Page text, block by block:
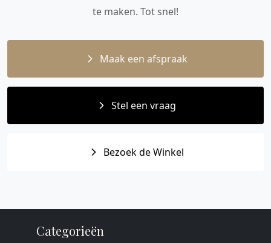
te maken. Tot snel!
Maak een afspraak
Stel een vraag
Bezoek de Winkel
Categorieën